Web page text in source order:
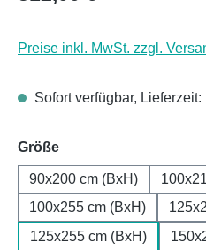
Preise inkl. MwSt. zzgl.
Sofort verfügbar,
Größeauswählen
90x200 cm (BxH)
100x255 cm (BxH)
125x255 cm (BxH)